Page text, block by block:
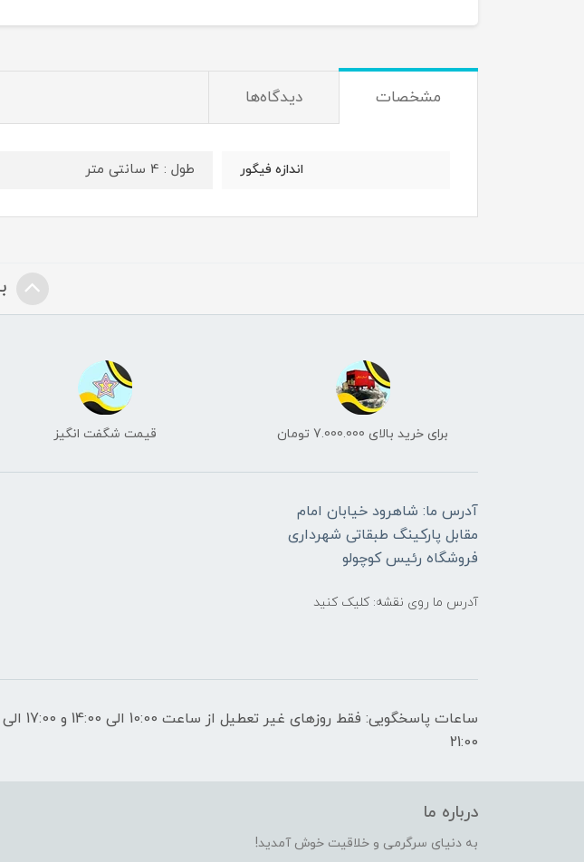
مشخصات دیدگاه‌ها
اندازه فیگور طول : 4 سانتی متر
برای خرید بالای 7.000.000 تومان قیمت شگفت انگیز
آدرس ما: شاهرود خیابان امام
مقابل پارکینگ طبقاتی شهرداری
فروشگاه رئیس کوچولو
آدرس ما روی نقشه: کلیک کنید
ساعات پاسخگویی: فقط روزهای غیر تعطیل از ساعت 10:00 الی 14:00 و 17:00 الی
21:00
درباره ما
به دنیای سرگرمی و خلاقیت خوش آمدید!